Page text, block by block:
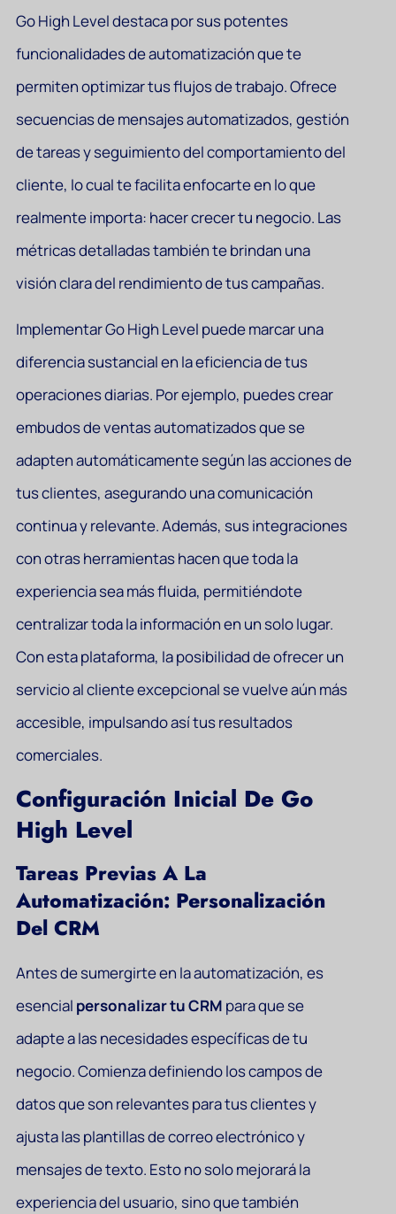
Go High Level destaca por sus potentes
funcionalidades de automatización que te
permiten optimizar tus flujos de trabajo. Ofrece
secuencias de mensajes automatizados, gestión
de tareas y seguimiento del comportamiento del
cliente, lo cual te facilita enfocarte en lo que
realmente importa: hacer crecer tu negocio. Las
métricas detalladas también te brindan una
visión clara del rendimiento de tus campañas.
Implementar Go High Level puede marcar una
diferencia sustancial en la eficiencia de tus
operaciones diarias. Por ejemplo, puedes crear
embudos de ventas automatizados que se
adapten automáticamente según las acciones de
tus clientes, asegurando una comunicación
continua y relevante. Además, sus integraciones
con otras herramientas hacen que toda la
experiencia sea más fluida, permitiéndote
centralizar toda la información en un solo lugar.
Con esta plataforma, la posibilidad de ofrecer un
servicio al cliente excepcional se vuelve aún más
accesible, impulsando así tus resultados
comerciales.
Configuración Inicial De Go
High Level
Tareas Previas A La
Automatización: Personalización
Del CRM
Antes de sumergirte en la automatización, es
esencial personalizar tu CRM para que se
adapte a las necesidades específicas de tu
negocio. Comienza definiendo los campos de
datos que son relevantes para tus clientes y
ajusta las plantillas de correo electrónico y
mensajes de texto. Esto no solo mejorará la
experiencia del usuario, sino que también